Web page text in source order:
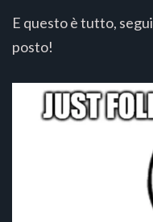
E questo è tutto,
posto!